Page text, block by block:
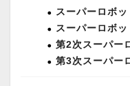
スーパーロボ
スーパーロボ
第2次スーパー
第3次スーパー